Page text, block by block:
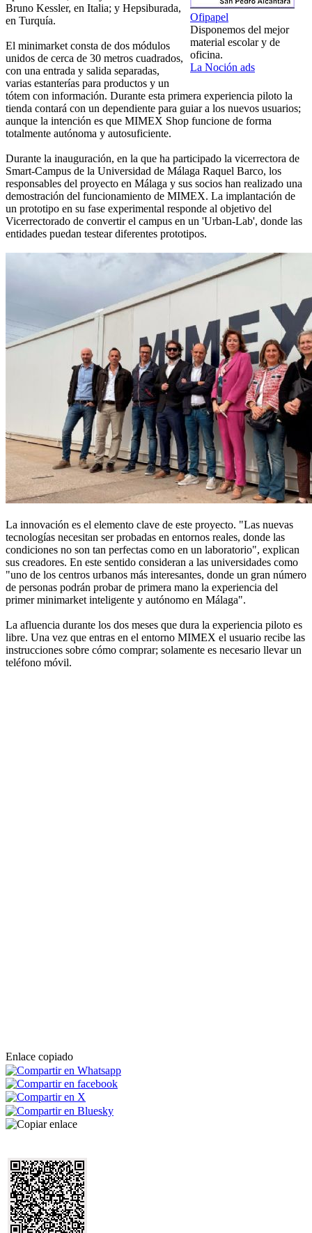
Ofipapel
Disponemos del mejor
material escolar y de
oficina.
La Noción ads
Bruno Kessler, en Italia; y Hepsiburada,
en Turquía.
El minimarket consta de dos módulos
unidos de cerca de 30 metros cuadrados,
con una entrada y salida separadas,
varias estanterías para productos y un
tótem con información. Durante esta primera experiencia piloto la
tienda contará con un dependiente para guiar a los nuevos usuarios;
aunque la intención es que MIMEX Shop funcione de forma
totalmente autónoma y autosuficiente.
Durante la inauguración, en la que ha participado la vicerrectora de
Smart-Campus de la Universidad de Málaga Raquel Barco, los
responsables del proyecto en Málaga y sus socios han realizado una
demostración del funcionamiento de MIMEX. La implantación de
un prototipo en su fase experimental responde al objetivo del
Vicerrectorado de convertir el campus en un 'Urban-Lab', donde las
entidades puedan testear diferentes prototipos.
La innovación es el elemento clave de este proyecto. "Las nuevas
tecnologías necesitan ser probadas en entornos reales, donde las
condiciones no son tan perfectas como en un laboratorio", explican
sus creadores. En este sentido consideran a las universidades como
"uno de los centros urbanos más interesantes, donde un gran número
de personas podrán probar de primera mano la experiencia del
primer minimarket inteligente y autónomo en Málaga".
La afluencia durante los dos meses que dura la experiencia piloto es
libre. Una vez que entras en el entorno MIMEX el usuario recibe las
instrucciones sobre cómo comprar; solamente es necesario llevar un
teléfono móvil.
Enlace copiado